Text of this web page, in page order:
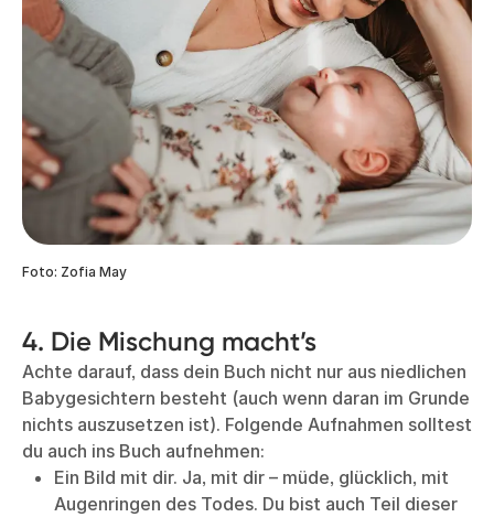
Foto: Zofia May
4. Die Mischung macht’s
Achte darauf, dass dein Buch nicht nur aus niedlichen
Babygesichtern besteht (auch wenn daran im Grunde
nichts auszusetzen ist). Folgende Aufnahmen solltest
du auch ins Buch aufnehmen:
Ein Bild mit dir. Ja, mit dir – müde, glücklich, mit
Augenringen des Todes. Du bist auch Teil dieser